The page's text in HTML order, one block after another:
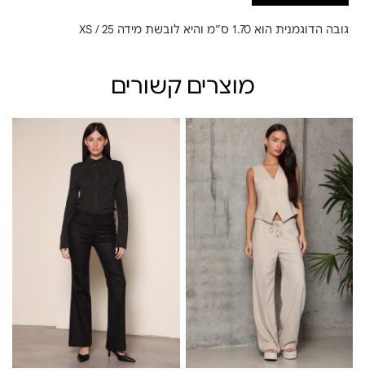
גובה הדוגמנית הוא 1.70 ס”מ והיא לובשת מידה XS / 25
מוצרים קשורים